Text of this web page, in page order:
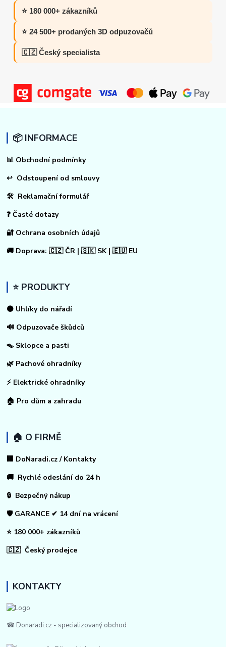
⭐ 180 000+ zákazníků
⭐ 24 500+ prodaných 3D odpuzovačů
🇨🇿 Český specialista
📦 INFORMACE
📊 Obchodní podmínky
↩ Odstoupení od smlouvy
🛠 Reklamační formulář
❓ Časté dotazy
🔐 Ochrana osobních údajů
🚚 Doprava: 🇨🇿 ČR | 🇸🇰 SK | 🇪🇺 EU
⭐ PRODUKTY
⚫ Uhlíky do nářadí
🔊 Odpuzovače škůdců
🪤 Sklopce a pasti
🌿 Pachové ohradníky
⚡ Elektrické ohradníky
🏠 Pro dům a zahradu
🏠 O FIRMĚ
🏢 DoNaradi.cz / Kontakty
🚚 Rychlé odeslání do 24 h
🔒 Bezpečný nákup
🛡️ GARANCE ✔ 14 dní na vrácení
⭐ 180 000+ zákazníků
🇨🇿 Český prodejce
KONTAKTY
☎ Donaradi.cz - specializovaný obchod